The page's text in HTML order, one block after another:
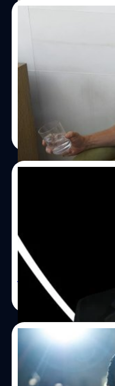
อยากบอกอะไรกับคนที่ไม่
ทำไม” ซึ่งเครกที่แค่เพียงไ
สุขและชิงเล่าก่อนว่า “ใน
เคยทำหนังอยู่สองสามเรื่อง
Blockbuster ถ้าผมเห็นมัน
ผมก็จะหยิบมันมาแล้วก็โยน
แบบนี้ไปมันก็ไม่ได้อะไร
มัน นั่นก็ดีมากแล้ว” และไม่
เรื่องไหนบ้าง เขาก็เอาแต่บ
แล้วโยนไปให้ผู้กำกับไรอัน
ใครที่งงว่า Blockbuster ไ
เหรอ ทำไมมีบริการให้เช่าภ
อย่างตึง… Daniel
ในโฆษณาวอดกาสุด
Waititi
แดเนียล เครก (Daniel
ลีลาเต้นลืมตายอย่างตึงใ
โดยผู้กำกับอารมณ์ดี ไทกา
ประภาส อยู่เย็น | 1361 days ago
Read More
หลังจากที่ แดเนียล เครก
บอนด์ อย่างเป็นทางการใน
ดำเนินการตามหาผู้มารับไ
บอกลาไป ก็มีชื่อของนักแส
เอลบา (Idris Elba), ทอม
ไปถึง ทอม ฮอลแลนด์
นี้ ก็ต้องถูกปัดตกลงไปหลัง
Wilson) โปรดิวเซอร์ของแ
ต่อไปต้องมีอายุประมาณ 30
และไม่แก่เกินไป แถมต้องเ
เป็นหน่วยรบพิเศษออกมาไ
โอ’คอนเนลล์ (Jack
วิทวัส ปัญญาเลิศวุฒิ | 1361
Read More
Henry Cavill เผยตัว
‘Casino Royale’ แล้ว